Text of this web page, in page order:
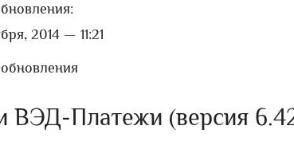
2014 — 11:21
ВЭД-Платежи (версия